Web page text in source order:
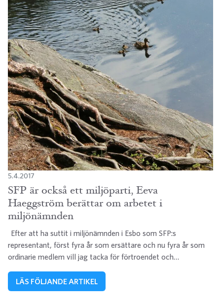
5.4.2017
SFP är också ett miljöparti, Eeva
Haeggström berättar om arbetet i
miljönämnden
Efter att ha suttit i miljönämnden i Esbo som SFP:s
representant, först fyra år som ersättare och nu fyra år som
ordinarie medlem vill jag tacka för förtroendet och…
LÄS FÖLJANDE ARTIKEL